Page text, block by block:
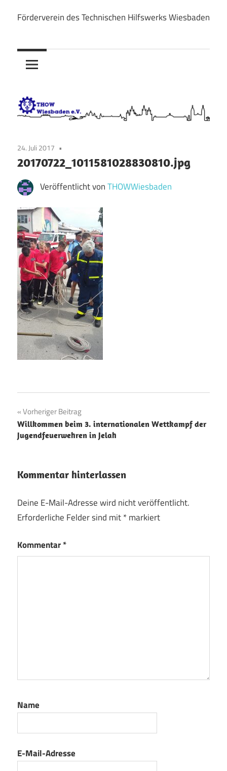
Inhalt
THOW
Wiesbaden
Förderverein des Technischen Hilfswerks Wiesbaden
24. Juli 2017
20170722_1011581028830810.jpg
Veröffentlicht vonTHOWWiesbaden
Beitragsnavigation
Vorheriger Beitrag
Willkommen beim 3. internationalen Wettkampf der
Jugendfeuerwehren in Jelah
Kommentar hinterlassen
Deine E-Mail-Adresse wird nicht veröffentlicht.
Erforderliche Felder sind mit*markiert
Kommentar*
Name
E-Mail-Adresse